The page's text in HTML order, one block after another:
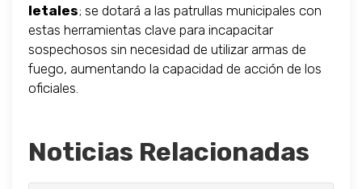
letales; se dotará a las patrullas municipales con
estas herramientas clave para incapacitar
sospechosos sin necesidad de utilizar armas de
fuego, aumentando la capacidad de acción de los
oficiales.
Noticias Relacionadas